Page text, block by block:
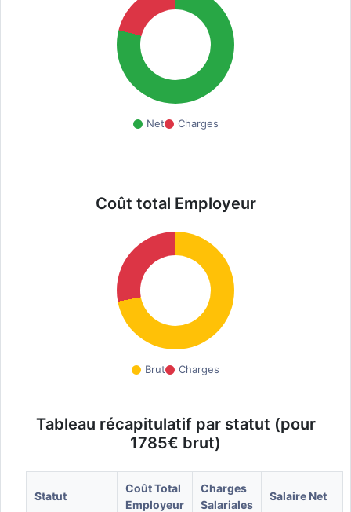
Net Charges
Coût total Employeur
Brut Charges
Tableau récapitulatif par statut (pour
1785€ brut)
Statut
Coût Total
Employeur
Charges
Salariales
Salaire Net